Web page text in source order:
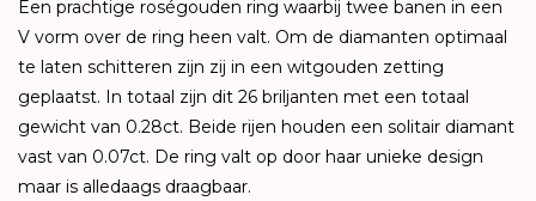
Een prachtige roségouden ring waarbij twee banen in een
V vorm over de ring heen valt. Om de diamanten optimaal
te laten schitteren zijn zij in een witgouden zetting
geplaatst. In totaal zijn dit 26 briljanten met een totaal
gewicht van 0.28ct. Beide rijen houden een solitair diamant
vast van 0.07ct. De ring valt op door haar unieke design
maar is alledaags draagbaar.